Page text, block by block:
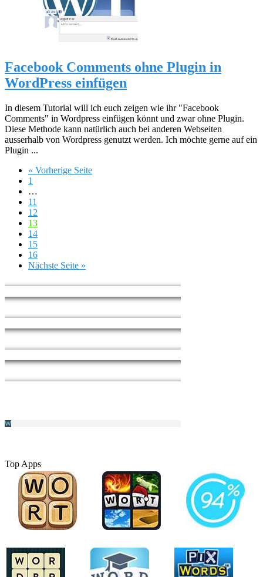
Facebook Comments ohne Plugin in
WordPress einfügen
In diesem Tutorial will ich euch zeigen wie ihr "Facebook
Comments" in Wordpress einfügen könnt und zwar ohne Plugin.
Diese Methode kann natürlich auch bei anderen Webseiten
ausserhalb von Wordpress genutzt werden. Ich möchte gerne auf ein
Plugin ...
« Vorherige Seite
1
…
11
12
13
14
15
16
Nächste Seite »
Top Apps